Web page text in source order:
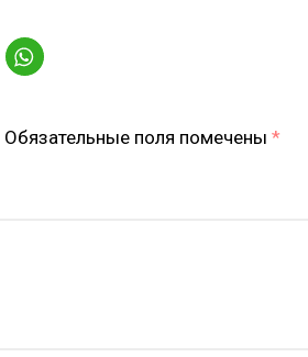
Обязательные поля помечены *